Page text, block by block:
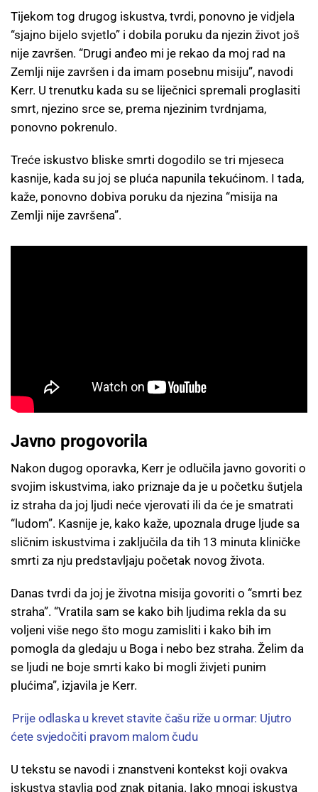
Tijekom tog drugog iskustva, tvrdi, ponovno je vidjela
“sjajno bijelo svjetlo” i dobila poruku da njezin život još
nije završen. “Drugi anđeo mi je rekao da moj rad na
Zemlji nije završen i da imam posebnu misiju”, navodi
Kerr. U trenutku kada su se liječnici spremali proglasiti
smrt, njezino srce se, prema njezinim tvrdnjama,
ponovno pokrenulo.
Treće iskustvo bliske smrti dogodilo se tri mjeseca
kasnije, kada su joj se pluća napunila tekućinom. I tada,
kaže, ponovno dobiva poruku da njezina “misija na
Zemlji nije završena”.
Javno progovorila
Nakon dugog oporavka, Kerr je odlučila javno govoriti o
svojim iskustvima, iako priznaje da je u početku šutjela
iz straha da joj ljudi neće vjerovati ili da će je smatrati
“ludom”. Kasnije je, kako kaže, upoznala druge ljude sa
sličnim iskustvima i zaključila da tih 13 minuta kliničke
smrti za nju predstavljaju početak novog života.
Danas tvrdi da joj je životna misija govoriti o “smrti bez
straha”. “Vratila sam se kako bih ljudima rekla da su
voljeni više nego što mogu zamisliti i kako bih im
pomogla da gledaju u Boga i nebo bez straha. Želim da
se ljudi ne boje smrti kako bi mogli živjeti punim
plućima”, izjavila je Kerr.
Prije odlaska u krevet stavite čašu riže u ormar: Ujutro
ćete svjedočiti pravom malom čudu
U tekstu se navodi i znanstveni kontekst koji ovakva
iskustva stavlja pod znak pitanja. Iako mnogi iskustva